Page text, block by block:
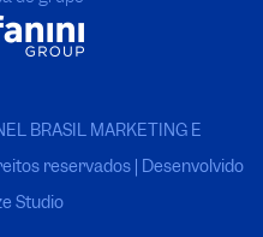
BRASIL MARKETING E
reservados | Desenvolvido
Studio